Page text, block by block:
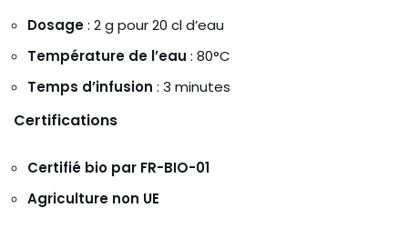
Dosage: 2 g pour 20 cl d’eau
Température de l’eau : 80°C
Temps d’infusion : 3 minutes
Certifications
Certifié bio par FR-BIO-01
Agriculture non UE